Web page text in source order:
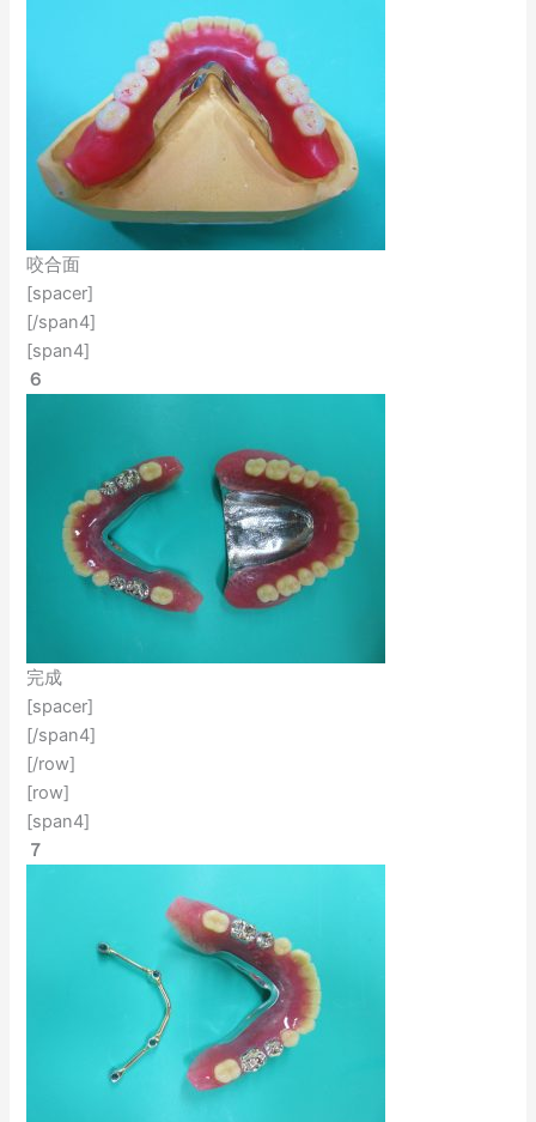
咬合面
[spacer]
[/span4]
[span4]
６
完成
[spacer]
[/span4]
[/row]
[row]
[span4]
７